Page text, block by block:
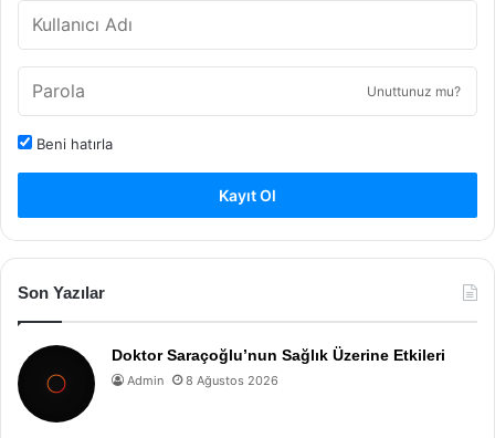
Unuttunuz mu?
Beni hatırla
Kayıt Ol
Son Yazılar
Doktor Saraçoğlu’nun Sağlık Üzerine Etkileri
Admin 8 Ağustos 2026